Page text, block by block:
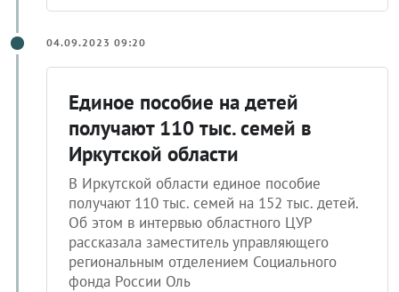
04.09.2023 09:20
Единое пособие на детей
получают 110 тыс. семей в
Иркутской области
В Иркутской области единое пособие
получают 110 тыс. семей на 152 тыс. детей.
Об этом в интервью областного ЦУР
рассказала заместитель управляющего
региональным отделением Социального
фонда России Оль